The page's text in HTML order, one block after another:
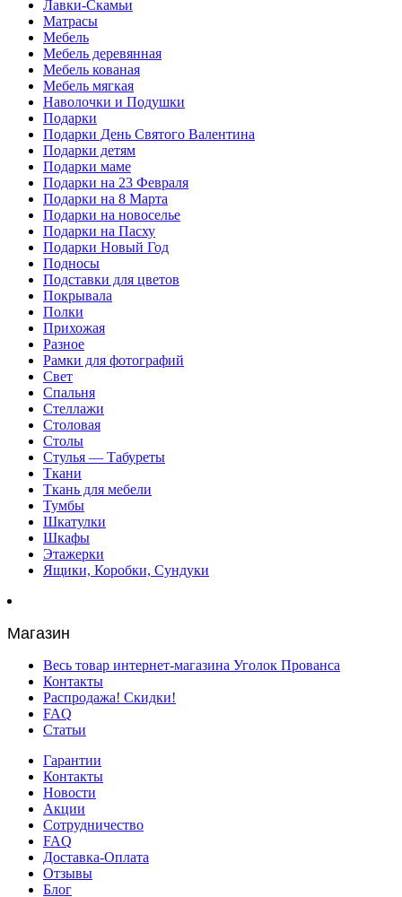
Лавки-Скамьи
Матрасы
Мебель
Мебель деревянная
Мебель кованая
Мебель мягкая
Наволочки и Подушки
Подарки
Подарки День Святого Валентина
Подарки детям
Подарки маме
Подарки на 23 Февраля
Подарки на 8 Марта
Подарки на новоселье
Подарки на Пасху
Подарки Новый Год
Подносы
Подставки для цветов
Покрывала
Полки
Прихожая
Разное
Рамки для фотографий
Свет
Спальня
Стеллажи
Столовая
Столы
Стулья — Табуреты
Ткани
Ткань для мебели
Тумбы
Шкатулки
Шкафы
Этажерки
Ящики, Коробки, Сундуки
Магазин
Весь товар интернет-магазина Уголок Прованса
Контакты
Распродажа! Скидки!
FAQ
Статьи
Гарантии
Контакты
Новости
Акции
Сотрудничество
FAQ
Доставка-Оплата
Отзывы
Блог